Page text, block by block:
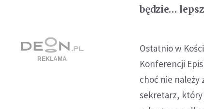
będzie…
Ostatnio w
Konferencji
choć nie należy
sekretarz, który